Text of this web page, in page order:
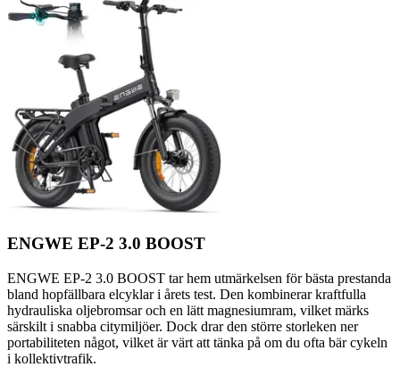
ENGWE EP-2 3.0 BOOST
ENGWE EP-2 3.0 BOOST tar hem utmärkelsen för bästa prestanda
bland hopfällbara elcyklar i årets test. Den kombinerar kraftfulla
hydrauliska oljebromsar och en lätt magnesiumram, vilket märks
särskilt i snabba citymiljöer. Dock drar den större storleken ner
portabiliteten något, vilket är värt att tänka på om du ofta bär cykeln
i kollektivtrafik.